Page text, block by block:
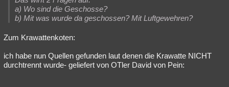
a) Wo sind die Geschosse?
b) Mit was wurde da geschossen? Mit Luftgewehren?
Zum Krawattenkoten:
ich habe nun Quellen gefunden laut denen die Krawatte NICHT
durchtrennt wurde- geliefert von OTler David von Pein: